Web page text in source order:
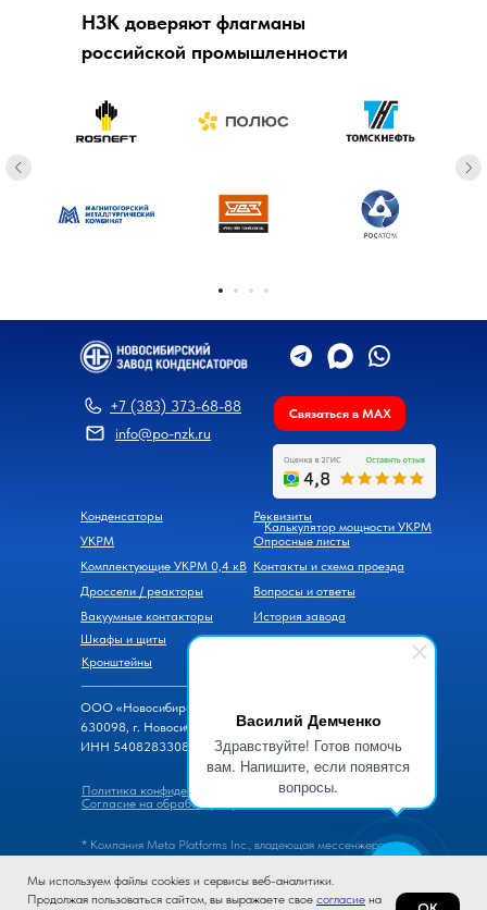
Василий Демченко
Здравствуйте! Готов помочь
вам. Напишите, если появятся
вопросы.
НЗК доверяют флагманы
российской промышленности
Мы используем файлы cookies и сервисы веб-аналитики.
Продолжая пользоваться сайтом, вы выражаете свое согласие на
info@po-nzk.ru
Конденсаторы
УКРМ
Комплектующие УКРМ 0,4 кВ
Кронштейны
Шкафы и щиты
Вакуумные контакторы
Дроссели / реакторы
Реквизиты
Калькулятор мощности УКРМ
Опросные листы
Контакты и схема проезда
Вопросы и ответы
Новости
История завода
Согласие на обработку персональных данных
Политика конфиденциальности
* Компания Meta Platforms Inc., владеющая мессенжером
деятельность на территории России запрещена.
ООО «Новосибирский завод конденсаторов»
630098, г. Новосибирск, ул. Часовая, д. 6
ИНН 5408283308, ОГРН 1105476069600
+7 (383) 373-68-88 Связаться в MAX